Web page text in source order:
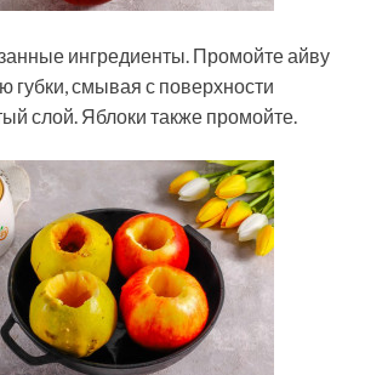
ингредиенты. Промойте айву
губки, смывая с поверхности
слой. Яблоки также промойте.